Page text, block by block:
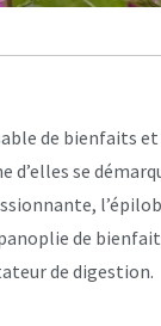
de bienfaits
d’elles se
de
de digestion.